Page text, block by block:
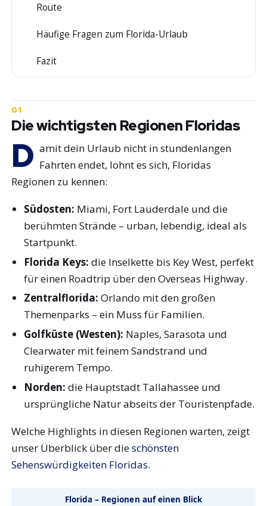
Route
Häufige Fragen zum Florida-Urlaub
Fazit
Die wichtigsten Regionen Floridas
D amit dein Urlaub nicht in stundenlangen
Fahrten endet, lohnt es sich, Floridas
Regionen zu kennen:
Südosten: Miami, Fort Lauderdale und die
berühmten Strände – urban, lebendig, ideal als
Startpunkt.
Florida Keys: die Inselkette bis Key West, perfekt
für einen Roadtrip über den Overseas Highway.
Zentralflorida: Orlando mit den großen
Themenparks – ein Muss für Familien.
Golfküste (Westen): Naples, Sarasota und
Clearwater mit feinem Sandstrand und
ruhigerem Tempo.
Norden: die Hauptstadt Tallahassee und
ursprüngliche Natur abseits der Touristenpfade.
Welche Highlights in diesen Regionen warten, zeigt
unser Überblick über dieschönsten
Sehenswürdigkeiten Floridas.
Florida – Regionen auf einen Blick